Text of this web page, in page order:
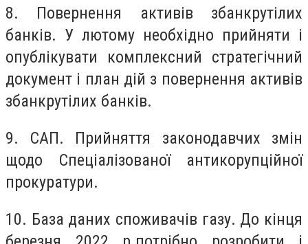
8. Повернення активів збанкрутілих
банків. У лютому необхідно прийняти і
опублікувати комплексний стратегічний
документ і план дій з повернення активів
збанкрутілих банків.
9. САП. Прийняття законодавчих змін
щодо Спеціалізованої антикорупційної
прокуратури.
10. База даних споживачів газу. До кінця